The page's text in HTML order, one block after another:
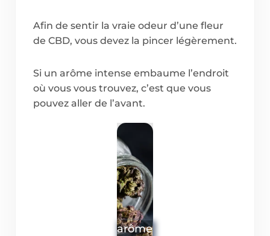
Afin de sentir la vraie odeur d’une fleur
de CBD, vous devez la pincer légèrement.
Si un arôme intense embaume l’endroit
où vous vous trouvez, c’est que vous
pouvez aller de l’avant.
arôme